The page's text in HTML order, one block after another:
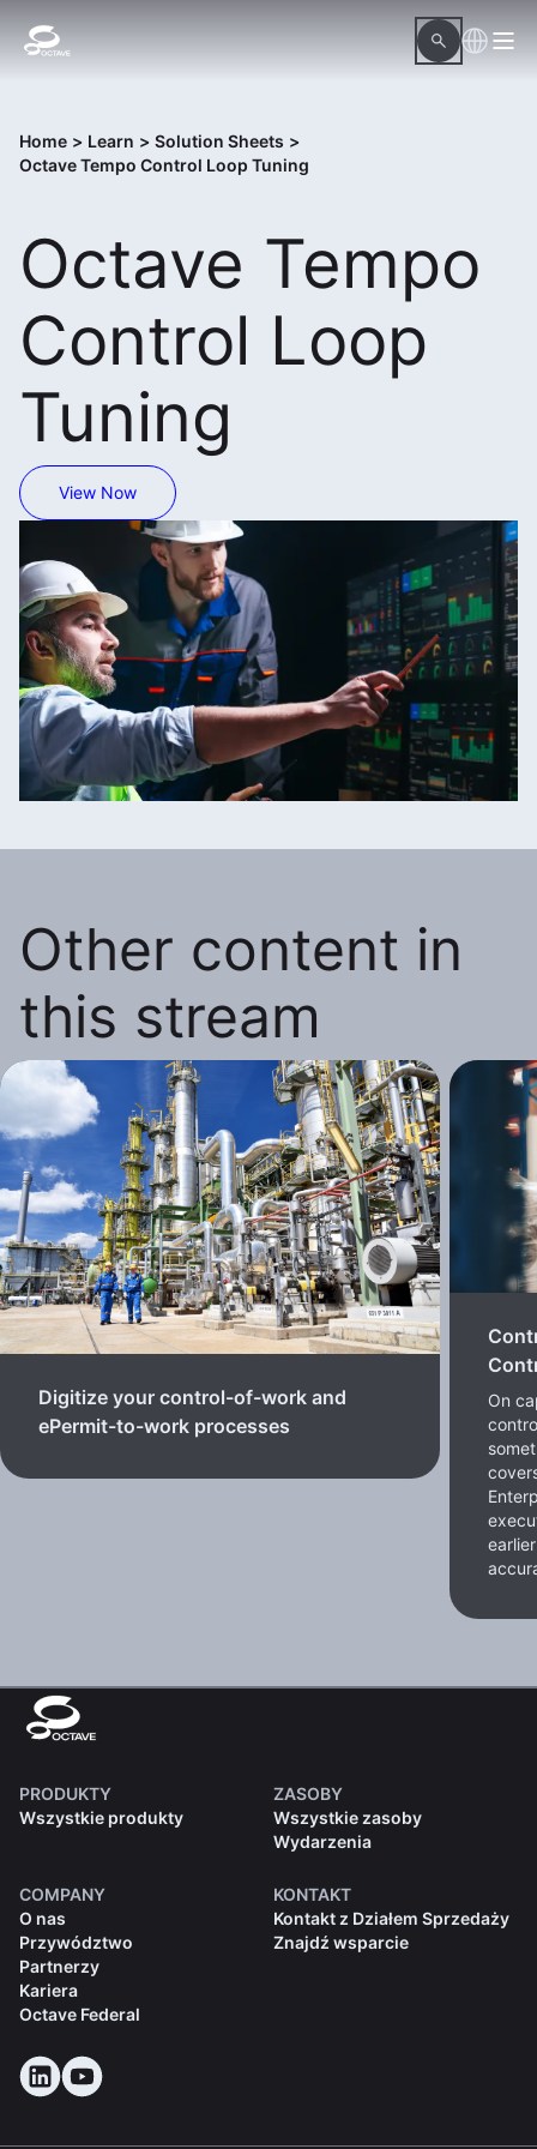
Home > Learn > Solution Sheets >
Octave Tempo Control Loop Tuning
Octave Tempo
Control Loop
Tuning
View Now
Other content in
this stream
Digitize your control-of-work and
ePermit-to-work processes
On
PRODUKTY
Wszystkie produkty
ZASOBY
Wszystkie zasoby
Wydarzenia
COMPANY
O nas
Przywództwo
Partnerzy
Kariera
Octave Federal
KONTAKT
Kontakt z Działem Sprzedaży
Znajdź wsparcie